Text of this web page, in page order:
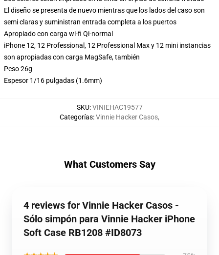
El diseño se presenta de nuevo mientras que los lados del caso son
semi claras y suministran entrada completa a los puertos
Apropiado con carga wi-fi Qi-normal
iPhone 12, 12 Professional, 12 Professional Max y 12 mini instancias
son apropiadas con carga MagSafe, también
Peso 26g
Espesor 1/16 pulgadas (1.6mm)
SKU:VINIEHAC19577
Categorías:Vinnie Hacker Casos,
What Customers Say
4 reviews for Vinnie Hacker Casos -
Sólo simpón para Vinnie Hacker iPhone
Soft Case RB1208 #ID8073